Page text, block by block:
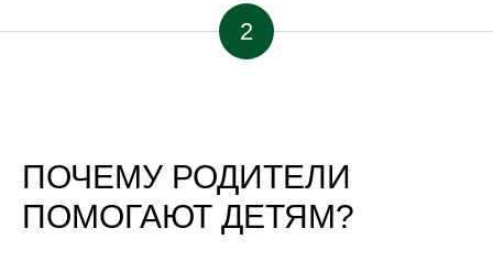
2
ПОЧЕМУ РОДИТЕЛИ
ПОМОГАЮТ ДЕТЯМ?